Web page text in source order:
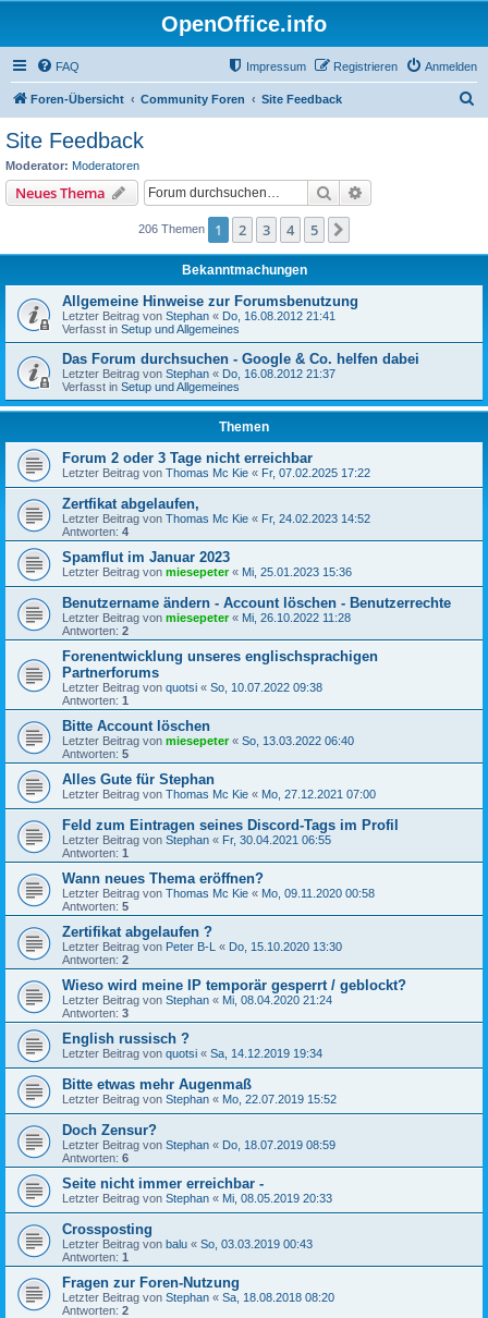
OpenOffice.info
FAQ Anmelden
Registrieren
Impressum
Foren-Übersicht Community Foren Site Feedback
Site Feedback
Moderator: Moderatoren
Neues Thema Suche
206 Themen 1 2 3 4 5
Bekanntmachungen
Allgemeine Hinweise zur Forumsbenutzung
Letzter Beitrag von Stephan « Do, 16.08.2012 21:41
Verfasst in Setup und Allgemeines
Das Forum durchsuchen - Google & Co. helfen dabei
Letzter Beitrag von Stephan « Do, 16.08.2012 21:37
Verfasst in Setup und Allgemeines
Themen
Forum 2 oder 3 Tage nicht erreichbar
Letzter Beitrag von Thomas Mc Kie « Fr, 07.02.2025 17:22
Zertfikat abgelaufen,
Letzter Beitrag von Thomas Mc Kie « Fr, 24.02.2023 14:52
Antworten: 4
Spamflut im Januar 2023
Letzter Beitrag von miesepeter« Mi, 25.01.2023 15:36
Benutzername ändern - Account löschen - Benutzerrechte
Letzter Beitrag von miesepeter« Mi, 26.10.2022 11:28
Antworten: 2
Forenentwicklung unseres englischsprachigen
Partnerforums
Letzter Beitrag von quotsi « So, 10.07.2022 09:38
Antworten: 1
Bitte Account löschen
Letzter Beitrag von miesepeter« So, 13.03.2022 06:40
Antworten: 5
Alles Gute für Stephan
Letzter Beitrag von Thomas Mc Kie « Mo, 27.12.2021 07:00
Feld zum Eintragen seines Discord-Tags im Profil
Letzter Beitrag von Stephan « Fr, 30.04.2021 06:55
Antworten: 1
Wann neues Thema eröffnen?
Letzter Beitrag von Thomas Mc Kie « Mo, 09.11.2020 00:58
Antworten: 5
Zertifikat abgelaufen ?
Letzter Beitrag von Peter B-L « Do, 15.10.2020 13:30
Antworten: 2
Wieso wird meine IP temporär gesperrt / geblockt?
Letzter Beitrag von Stephan « Mi, 08.04.2020 21:24
Antworten: 3
English russisch ?
Letzter Beitrag von quotsi « Sa, 14.12.2019 19:34
Bitte etwas mehr Augenmaß
Letzter Beitrag von Stephan « Mo, 22.07.2019 15:52
Doch Zensur?
Letzter Beitrag von Stephan « Do, 18.07.2019 08:59
Antworten: 6
Seite nicht immer erreichbar -
Letzter Beitrag von Stephan « Mi, 08.05.2019 20:33
Crossposting
Letzter Beitrag von balu « So, 03.03.2019 00:43
Antworten: 1
Fragen zur Foren-Nutzung
Letzter Beitrag von Stephan « Sa, 18.08.2018 08:20
Antworten: 2